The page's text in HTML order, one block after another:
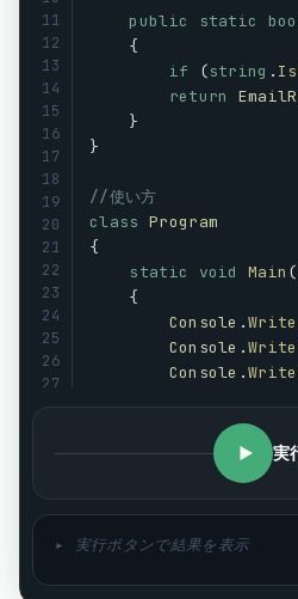
11
12
13
14
15
16
17
18
19
20
21
22
23
24
25
26
27
public static
    {
if (string .
return
    }
}
//使い方
class Program
{
static
void Main
    {
Console .
Console .
Console .
実
▸ 実行ボタンで結果を表示